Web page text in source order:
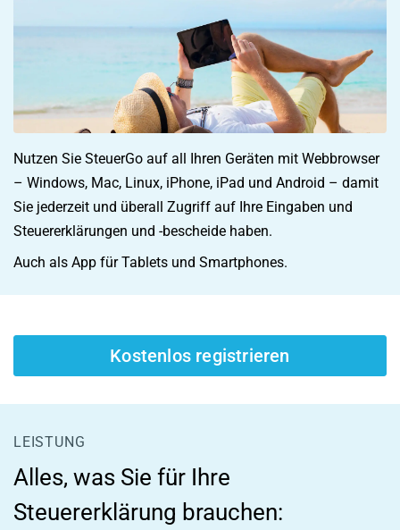
Nutzen Sie SteuerGo auf all Ihren Geräten mit Webbrowser
– Windows, Mac, Linux, iPhone, iPad und Android – damit
Sie jederzeit und überall Zugriff auf Ihre Eingaben und
Steuererklärungen und -bescheide haben.
Auch als App für Tablets und Smartphones.
Kostenlos registrieren
LEISTUNG
Alles, was Sie für Ihre
Steuererklärung brauchen: